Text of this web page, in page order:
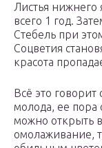
Листья нижнего
всего 1 год.
Стебель при
Соцветия
красота
Всё это
молода, ее пора
можно открыть
омолаживание,